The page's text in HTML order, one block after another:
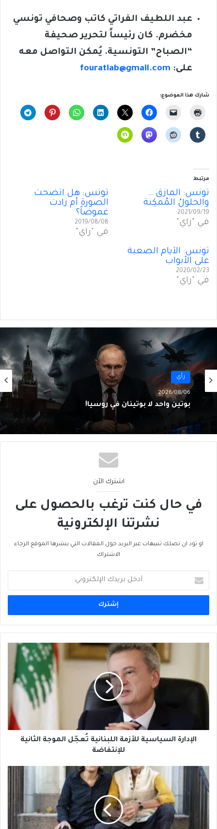
عبد اللطيف الفراتي كاتب وصحافي تونسي
مخضرم. كان رئيساً لتحرير صحيفة
“الصباح” التونسية. يُمكن التواصل معه
على: fouratiab@gmail.com
شارك هذا الموضوع:
مرتبط
تونس: المأزق …
والحلولُ المُمكِنة
2021/09/19
في "رأي"
تونس: هل اتضحت
الصورة أم زادت
غموضاً؟
2019/08/08
في "رأي"
تونس: الأيام الصعبة
على الأبواب
2020/02/23
في "رأي"
رأي
2026/08/06
تَخوينُ “حزب الله” رمزيَّة الدولة يُفقِدُهُ حاضِنَته
اللبنانية؟
اشترك الآن
في حال كنت ترغب بالحصول على
نشرتنا الإلكترونية
او تود ان تصلك تنبيهات عبر البريد حول المقالات التي ينشرها الموقع الرجاء
الاشتراك
بريدك
الإلكتروني
تُعجّل
الموجة
الثانية
الإدارة السياسية للأزمة اللبنانية تُعجّل الموجة الثانية
للإنتفاضة
مثَلَّثُ
فشَل
الدول:
والإِيديولوجيا